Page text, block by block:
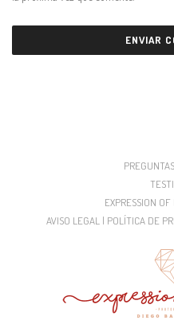
EXPRESSION
AVISO LEGAL | POLÍTICA DE